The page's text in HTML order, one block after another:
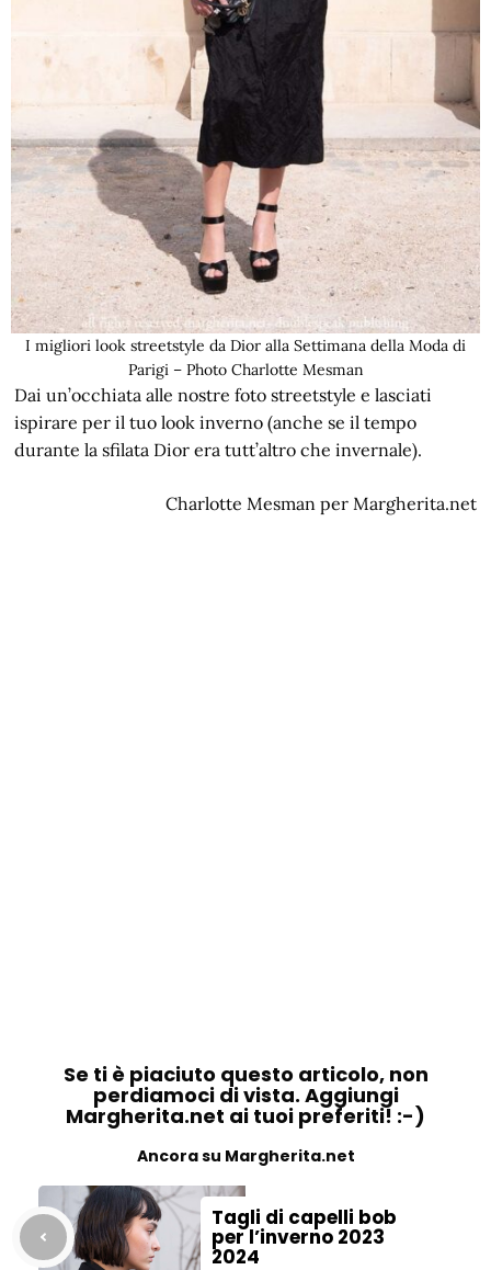
I migliori look streetstyle da Dior alla Settimana della Moda di
Parigi – Photo Charlotte Mesman
Dai un’occhiata alle nostre foto streetstyle e lasciati
ispirare per il tuo look inverno (anche se il tempo
durante la sfilata Dior era tutt’altro che invernale).
Charlotte Mesman per Margherita.net
Se ti è piaciuto questo articolo, non
perdiamoci di vista. Aggiungi
Margherita.net ai tuoi preferiti! :-)
Ancora su Margherita.net
Tagli di capelli bob
per l’inverno 2023
2024